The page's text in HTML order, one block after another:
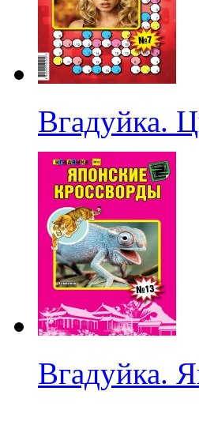
Вгадуйка.
Вгадуйка.